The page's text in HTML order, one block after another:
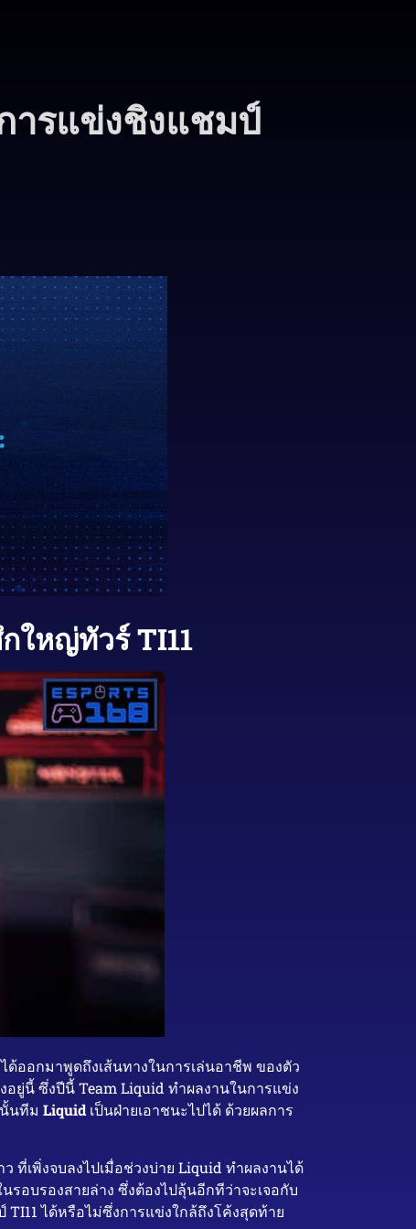
ารแข่งชิงแชมป์
ใหญ่ทัวร์ TI11
ได้ออกมาพูดถึงเส้นทางในการเล่นอาชีพ ของตัว
อยู่นี้ ซึ่งปีนี้ Team Liquid ทำผลงานในการแข่ง
นทีม Liquidเป็นฝ่ายเอาชนะไปได้ ด้วยผลการ
เพิ่งจบลงไปเมื่อช่วงบ่าย Liquid ทำผลงานได้
รอบรองสายล่าง ซึ่งต้องไปลุ้นอีกทีว่าจะเจอกับ
ได้หรือไม่ซึ่งการแข่งใกล้ถึงโค้งสุดท้าย